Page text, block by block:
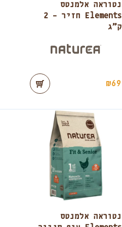
נטוראה אלמנטס
Elements חזיר – 2
ק”ג
₪69
נטוראה אלמנטס